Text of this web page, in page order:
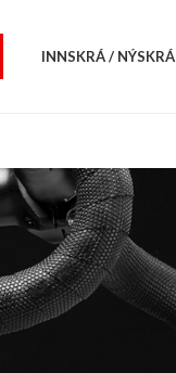
INNSKRÁ / NÝSKRÁ